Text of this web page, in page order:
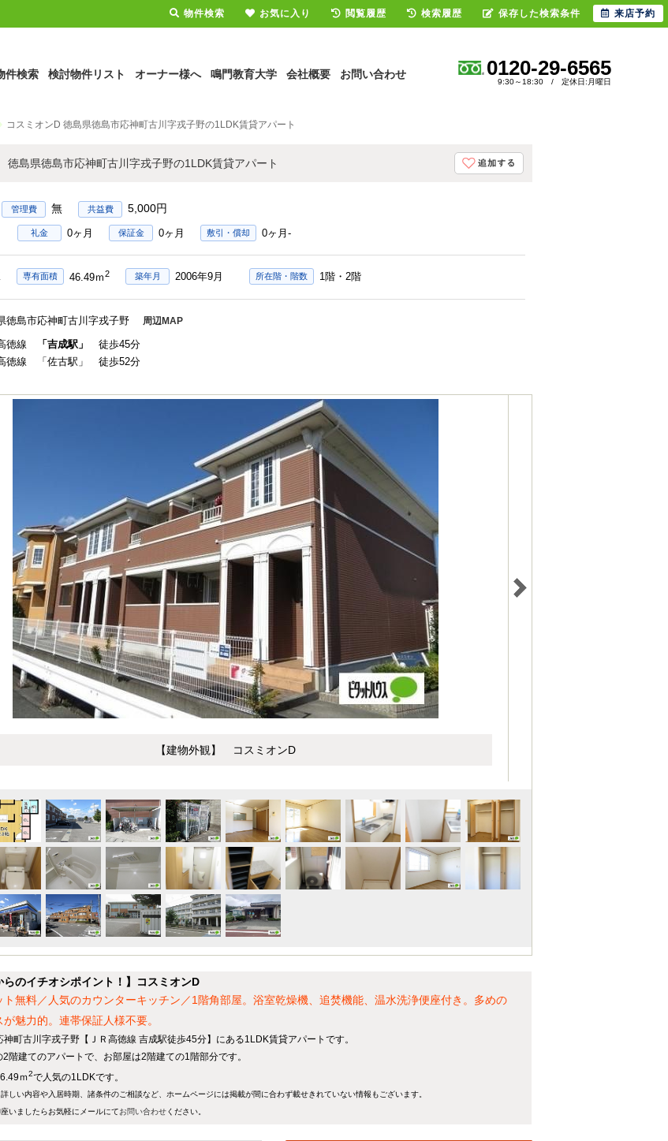
件検索 検討物件リスト オーナー様へ 鳴門教育大学 会社概要 お問い合わせ 0120-29-6565
9:30～18:30 / 定休日:月曜日
コスミオンD 徳島県徳島市応神町古川字戎子野の1LDK賃貸アパート
島県徳島市応神町古川字戎子野の1LDK賃貸アパート
無 5,000円
礼金 0ヶ月 保証金 0ヶ月 敷引・償却 0ヶ月-
専有面積 46.49ｍ2 築年月 2006年9月 所在階・階数 1階・2階
徳島市応神町古川字戎子野 周辺MAP
徳線 「吉成駅」
徒歩45分
徳線 「佐古駅」 徒歩52分
【建物外観】 コスミオンD
らのイチオシポイント！】コスミオンD
ト無料／人気のカウンターキッチン／1階角部屋。浴室乾燥機、追焚機能、温水洗浄便座付き。多めの
魅力的。連帯保証人様不要。
神町古川字戎子野【ＪＲ高徳線 吉成駅徒歩45分】にある1LDK賃貸アパートです。
階建てのアパートで、お部屋は2階建ての1階部分です。
ｍ2で人気の1LDKです。
しい内容や入居時期、諸条件のご相談など、ホームページには掲載が間に合わず載せきれていない情報もございます。
いましたらお気軽にメールにてお問い合わせください。
物件検索 お気に入り 閲覧履歴 検索履歴 保存した検索条件 来店予約